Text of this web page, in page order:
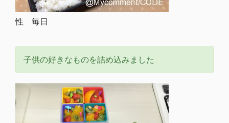
性 毎日
子供の好きなものを詰め込みました